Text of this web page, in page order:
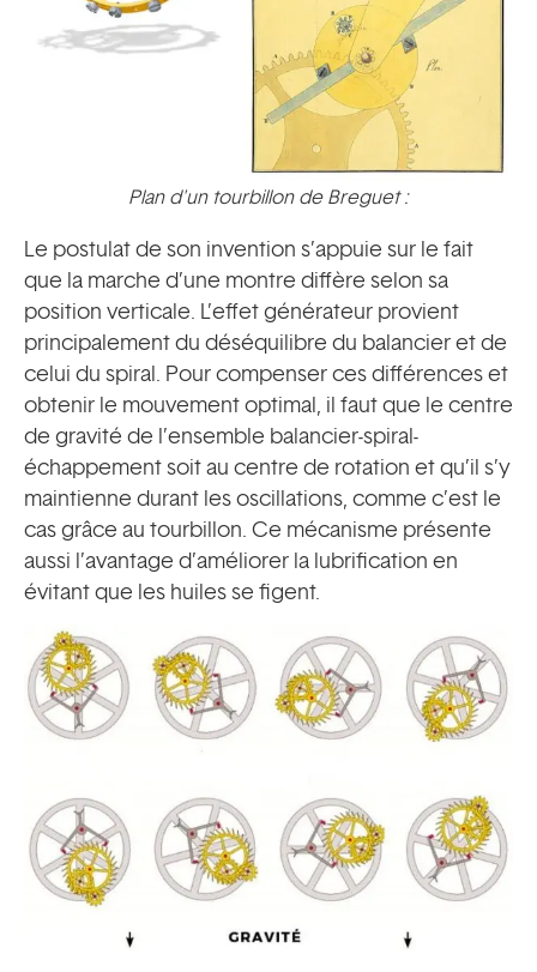
Plan d'un tourbillon de Breguet :
Le postulat de son invention s’appuie sur le fait
que la marche d’une montre diffère selon sa
position verticale. L’effet générateur provient
principalement du déséquilibre du balancier et de
celui du spiral. Pour compenser ces différences et
obtenir le mouvement optimal, il faut que le centre
de gravité de l’ensemble balancier-spiral-
échappement soit au centre de rotation et qu’il s’y
maintienne durant les oscillations, comme c’est le
cas grâce au tourbillon. Ce mécanisme présente
aussi l’avantage d’améliorer la lubrification en
évitant que les huiles se figent.